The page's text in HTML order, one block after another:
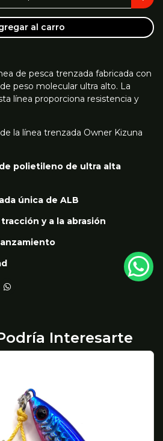
al carro
de pesca trenzada fabricada con
peso molecular ultra alto. La
línea proporciona resistencia y
la línea trenzada Owner Kizuna
polietileno de ultra alta
única de ALB
y a la abrasión
Interesarte